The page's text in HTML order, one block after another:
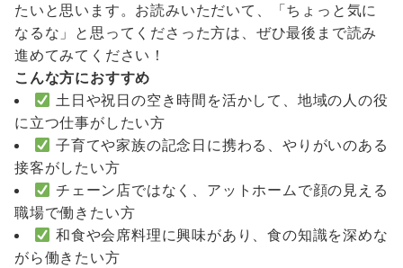
たいと思います。お読みいただいて、「ちょっと気に
なるな」と思ってくださった方は、ぜひ最後まで読み
進めてみてください！
こんな方におすすめ
土日や祝日の空き時間を活かして、地域の人の役
に立つ仕事がしたい方
子育てや家族の記念日に携わる、やりがいのある
接客がしたい方
チェーン店ではなく、アットホームで顔の見える
職場で働きたい方
和食や会席料理に興味があり、食の知識を深めな
がら働きたい方